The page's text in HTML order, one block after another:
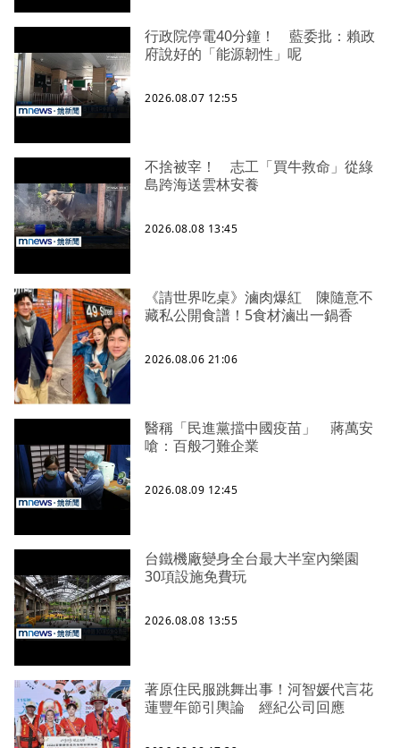
行政院停電40分鐘！ 藍委批：賴政
府說好的「能源韌性」呢
2026.08.07 12:55
不捨被宰！ 志工「買牛救命」從綠
島跨海送雲林安養
2026.08.08 13:45
《請世界吃桌》滷肉爆紅 陳隨意不
藏私公開食譜！5食材滷出一鍋香
2026.08.06 21:06
醫稱「民進黨擋中國疫苗」 蔣萬安
嗆：百般刁難企業
2026.08.09 12:45
台鐵機廠變身全台最大半室內樂園
30項設施免費玩
2026.08.08 13:55
著原住民服跳舞出事！河智媛代言花
蓮豐年節引輿論 經紀公司回應